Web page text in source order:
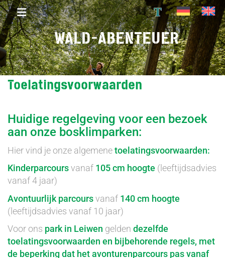
WALD-ABENTEUER
T
Toelatingsvoorwaarden
Huidige regelgeving voor een bezoek
aan onze bosklimparken:
Hier vind je onze algemenetoelatingsvoorwaarden:
Kinderparcoursvanaf 105 cm hoogte (leeftijdsadvies
vanaf 4 jaar)
Avontuurlijk parcoursvanaf 140 cm hoogte
(leeftijdsadvies vanaf 10 jaar)
Voor ons park in Leiwen gelden dezelfde
toelatingsvoorwaarden en bijbehorende regels, met
de beperking dat het avonturenparcours pas vanaf